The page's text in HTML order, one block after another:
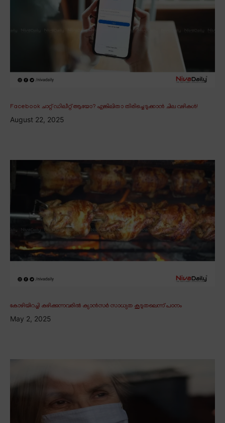
Facebook ചാറ്റ് ഡിലീറ്റ് ആയോ? എങ്കിലിതാ തിരിച്ചെടുക്കാൻ ചില വഴികൾ!
August 22, 2025
കോഴിയിറച്ചി കഴിക്കുന്നവരിൽ ക്യാൻസർ സാധ്യത കൂടുതലെന്ന് പഠനം
May 2, 2025